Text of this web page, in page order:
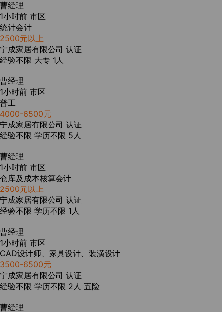
曹经理
1小时前 市区
统计会计
2500元以上
宁成家居有限公司 认证
经验不限 大专 1人
曹经理
1小时前 市区
普工
4000-6500元
宁成家居有限公司 认证
经验不限 学历不限 5人
曹经理
1小时前 市区
仓库及成本核算会计
2500元以上
宁成家居有限公司 认证
经验不限 学历不限 1人
曹经理
1小时前 市区
CAD设计师、家具设计、装潢设计
3500-6500元
宁成家居有限公司 认证
经验不限 学历不限 2人 五险
曹经理